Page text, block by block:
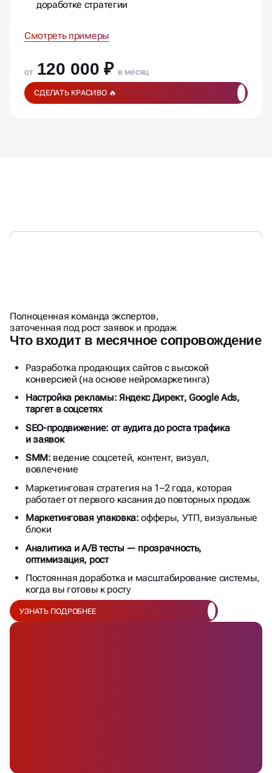
доработке стратегии
Смотреть примеры
от 120 000 ₽ в месяц
СДЕЛАТЬ КРАСИВО 🔥
ШТАТНОГО МАРКЕТОЛОГА
Полноценная команда экспертов,
заточенная под рост заявок и продаж
Что входит в месячное сопровождение
Разработка продающих сайтов с высокой
конверсией (на основе нейромаркетинга)
Настройка рекламы: Яндекс Директ, Google Ads,
таргет в соцсетях
SEO-продвижение: от аудита до роста трафика
и заявок
SMM: ведение соцсетей, контент, визуал,
вовлечение
Маркетинговая стратегия на 1–2 года, которая
работает от первого касания до повторных продаж
Маркетинговая упаковка: офферы, УТП, визуальные
блоки
Аналитика и A/B тесты — прозрачность,
оптимизация, рост
Постоянная доработка и масштабирование системы,
когда вы готовы к росту
УЗНАТЬ ПОДРОБНЕЕ